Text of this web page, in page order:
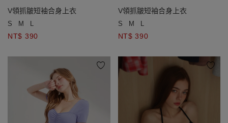
V領抓皺短袖合身上衣
S M L
NT$ 390
V領抓皺短袖合身上衣
S M L
NT$ 390